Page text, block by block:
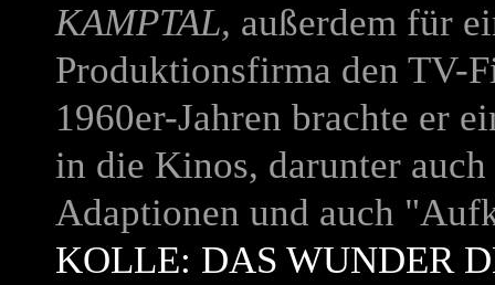
AMPTAL , außerdem für
Produktionsfirma den TV-
1960er-Jahren brachte er
in die Kinos, darunter
Adaptionen und auch
KOLLE: DAS WUNDER